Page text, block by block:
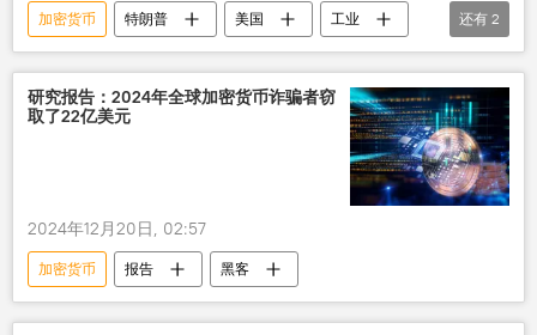
加密货币 特朗普 美国
工业
人工智能
计划
还有 2
研究报告：2024年全球加密货币诈骗者窃
取了22亿美元
2024年12月20日, 02:57
加密货币 报告 黑客